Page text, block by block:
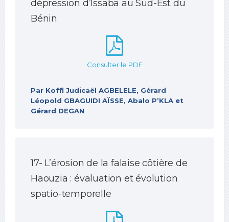
dépression d’Issaba au Sud-Est du
Bénin
Consulter le PDF
Par Koffi Judicaël AGBELELE, Gérard
Léopold GBAGUIDI AÏSSE, Abalo P’KLA et
Gérard DEGAN
17- L’érosion de la falaise côtière de
Haouzia : évaluation et évolution
spatio-temporelle